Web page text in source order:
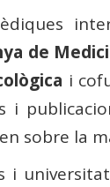
de
i
sobre la
i